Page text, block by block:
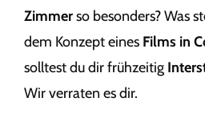
Zimmerso besonders? Was
dem Konzept eines Films in
solltest du dir frühzeitig
Wir verraten es dir.